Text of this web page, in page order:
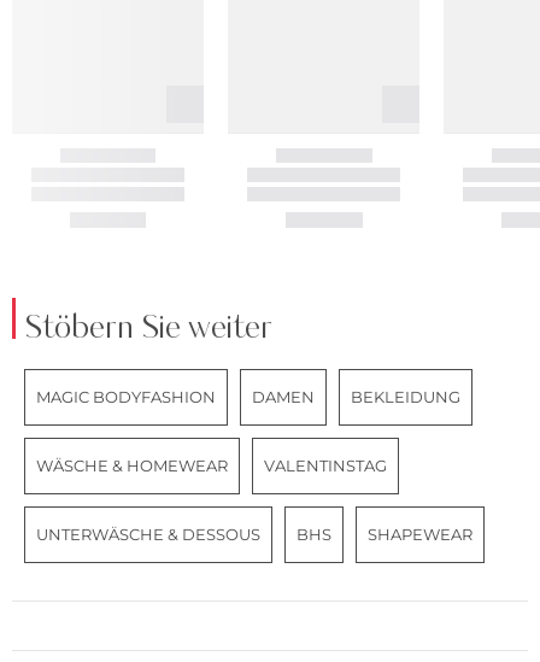
Stöbern Sie weiter
MAGIC BODYFASHION DAMEN BEKLEIDUNG
WÄSCHE & HOMEWEAR VALENTINSTAG
UNTERWÄSCHE & DESSOUS BHS SHAPEWEAR